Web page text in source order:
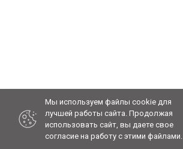
Мы используем файлы cookie для
лучшей работы сайта. Продолжая
использовать сайт, вы даете свое
согласие на работу с этими файлами.